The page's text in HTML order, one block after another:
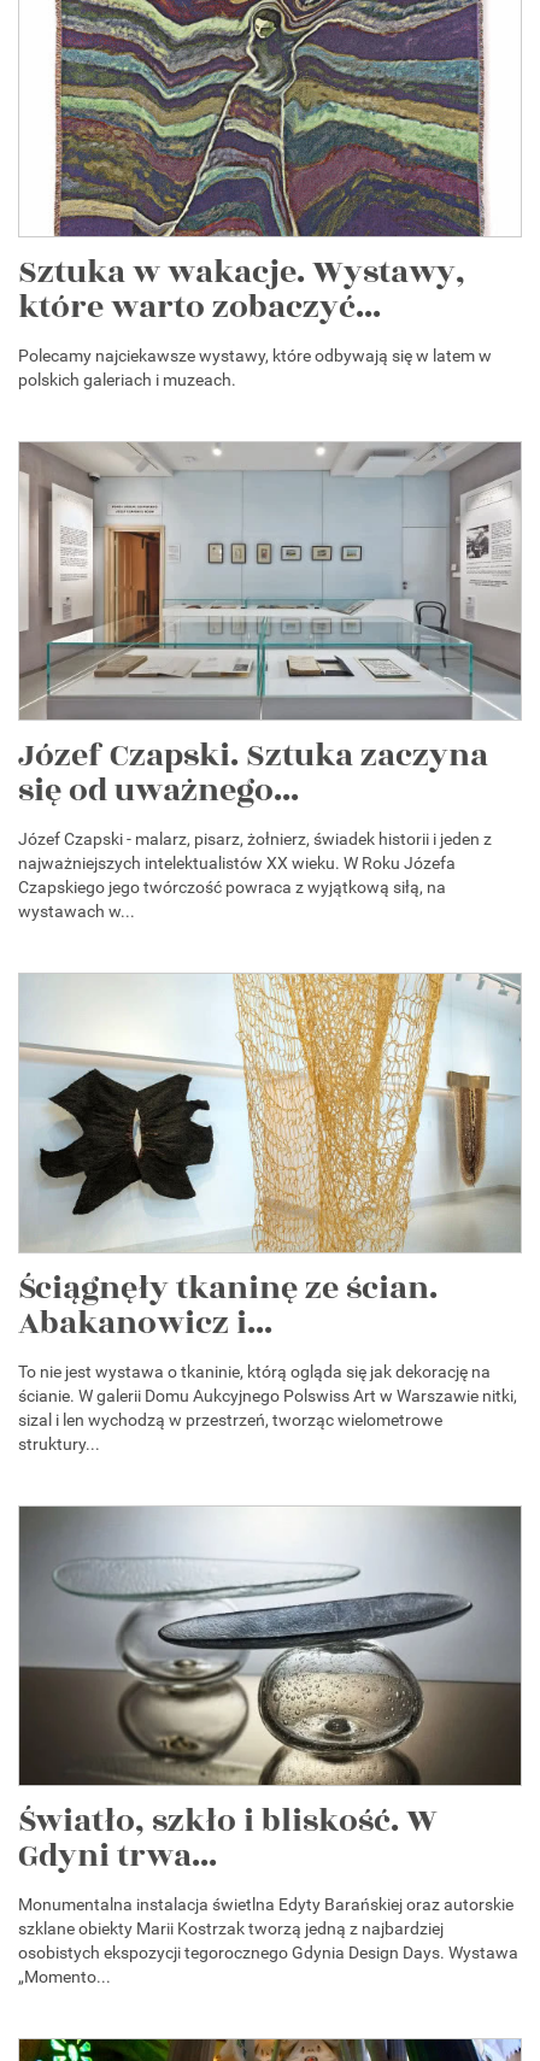
Sztuka w wakacje. Wystawy,
które warto zobaczyć...
Polecamy najciekawsze wystawy, które odbywają się w latem w
polskich galeriach i muzeach.
Józef Czapski. Sztuka zaczyna
się od uważnego...
Józef Czapski - malarz, pisarz, żołnierz, świadek historii i jeden z
najważniejszych intelektualistów XX wieku. W Roku Józefa
Czapskiego jego twórczość powraca z wyjątkową siłą, na
wystawach w...
Ściągnęły tkaninę ze ścian.
Abakanowicz i...
To nie jest wystawa o tkaninie, którą ogląda się jak dekorację na
ścianie. W galerii Domu Aukcyjnego Polswiss Art w Warszawie nitki,
sizal i len wychodzą w przestrzeń, tworząc wielometrowe
struktury...
Światło, szkło i bliskość. W
Gdyni trwa...
Monumentalna instalacja świetlna Edyty Barańskiej oraz autorskie
szklane obiekty Marii Kostrzak tworzą jedną z najbardziej
osobistych ekspozycji tegorocznego Gdynia Design Days. Wystawa
„Momento...